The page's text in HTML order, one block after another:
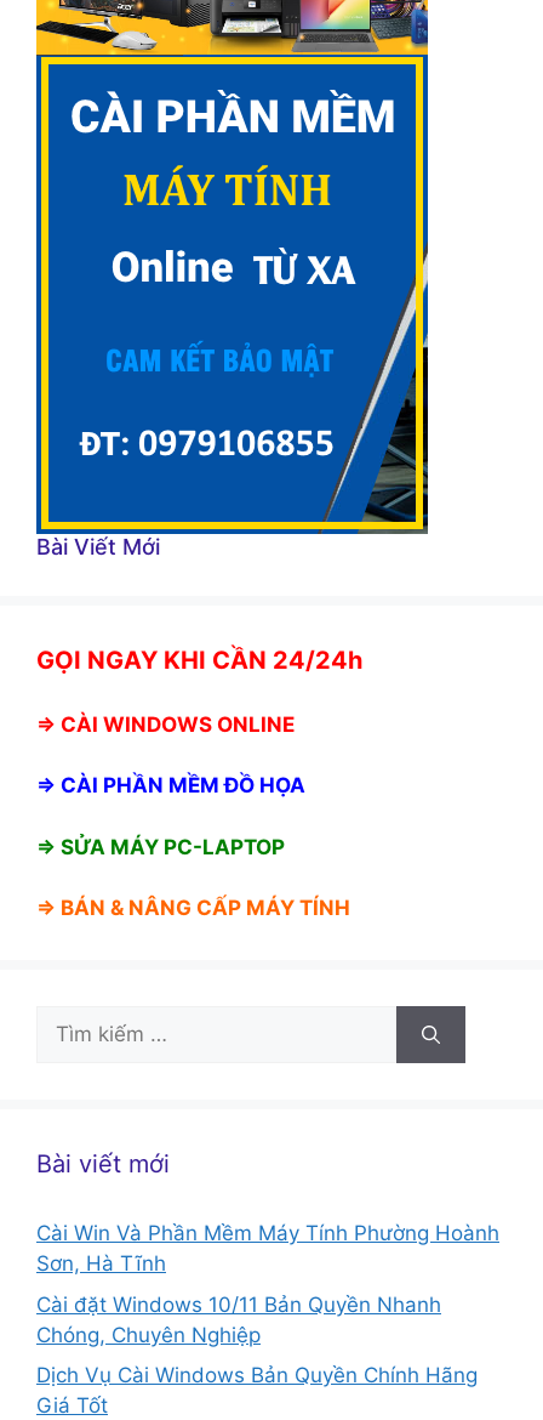
Bài Viết Mới
GỌI NGAY KHI CẦN 24/24h
⇒ CÀI WINDOWS ONLINE
⇒ CÀI PHẦN MỀM ĐỒ HỌA
⇒ SỬA MÁY PC-LAPTOP
⇒ BÁN & NÂNG CẤP MÁY TÍNH
Tìm
Bài viết mới
Cài Win Và Phần Mềm Máy Tính Phường Hoành
Sơn, Hà Tĩnh
Cài đặt Windows 10/11 Bản Quyền Nhanh
Chóng, Chuyên Nghiệp
Dịch Vụ Cài Windows Bản Quyền Chính Hãng
Giá Tốt